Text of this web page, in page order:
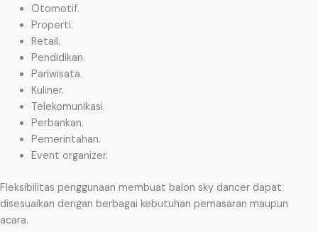
Otomotif.
Properti.
Retail.
Pendidikan.
Pariwisata.
Kuliner.
Telekomunikasi.
Perbankan.
Pemerintahan.
Event organizer.
Fleksibilitas penggunaan membuat balon sky dancer dapat
disesuaikan dengan berbagai kebutuhan pemasaran maupun
acara.